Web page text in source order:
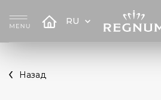
RU
Назад